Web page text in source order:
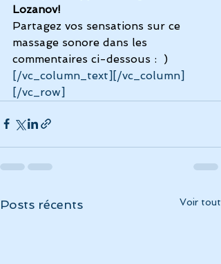
Lozanov!
Partagez vos sensations sur ce
massage sonore dans les
commentaires ci-dessous :  )
[/vc_column_text][/vc_column]
[/vc_row]
Posts récents Voir tout